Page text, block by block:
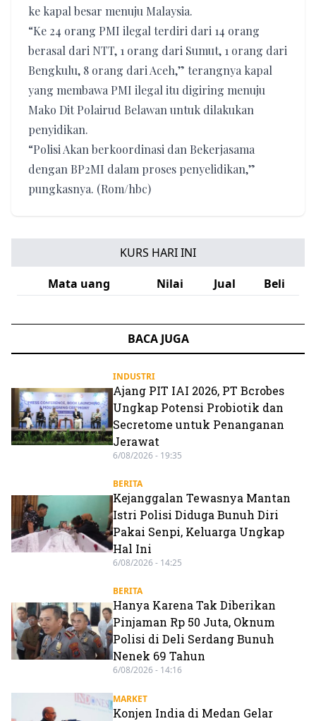
ke kapal besar menuju Malaysia.
“Ke 24 orang PMI ilegal terdiri dari 14 orang
berasal dari NTT, 1 orang dari Sumut, 1 orang dari
Bengkulu, 8 orang dari Aceh,” terangnya kapal
yang membawa PMI ilegal itu digiring menuju
Mako Dit Polairud Belawan untuk dilakukan
penyidikan.
“Polisi Akan berkoordinasi dan Bekerjasama
dengan BP2MI dalam proses penyelidikan,”
pungkasnya. (Rom/hbc)
KURS HARI INI
Mata uang
Nilai Jual Beli
BACA JUGA
INDUSTRI
Ajang PIT IAI 2026, PT Bcrobes
Ungkap Potensi Probiotik dan
Secretome untuk Penanganan
Jerawat
6/08/2026 - 19:35
BERITA
Kejanggalan Tewasnya Mantan
Istri Polisi Diduga Bunuh Diri
Pakai Senpi, Keluarga Ungkap
Hal Ini
6/08/2026 - 14:25
BERITA
Hanya Karena Tak Diberikan
Pinjaman Rp 50 Juta, Oknum
Polisi di Deli Serdang Bunuh
Nenek 69 Tahun
6/08/2026 - 14:16
MARKET
Konjen India di Medan Gelar